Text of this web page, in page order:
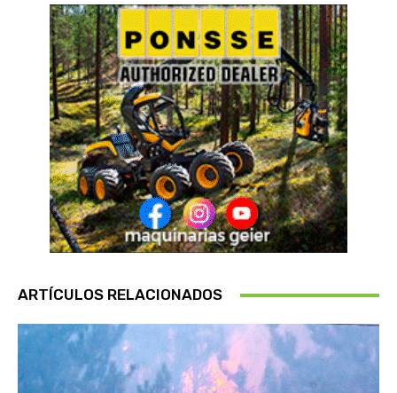
ARTÍCULOS RELACIONADOS